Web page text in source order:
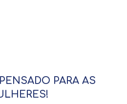
PARA AS